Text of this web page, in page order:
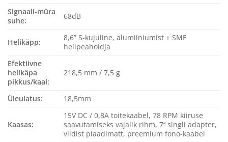
Signaali-müra
suhe:
68dB
Helikäpp:
8,6” S-kujuline, alumiiniumist + SME
helipeahoidja
Efektiivne
helikäpa
pikkus/kaal:
218,5 mm / 7,5 g
Üleulatus: 18,5mm
Kaasas:
15V DC / 0,8A toitekaabel, 78 RPM kiiruse
saavutamiseks vajalik rihm, 7‘‘ singli adapter,
vildist plaadimatt, preemium fono-kaabel